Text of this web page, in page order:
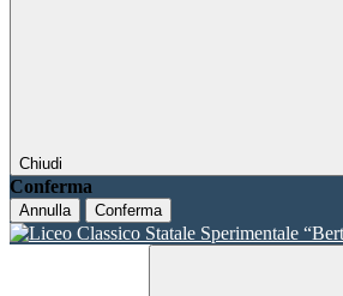
Chiudi
Conferma
Annulla Conferma